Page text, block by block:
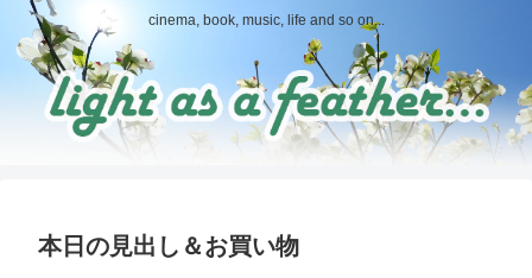
cinema, book, music, life and so on...
本日の見出し＆お買い物